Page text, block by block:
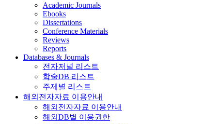
Academic Journals
Ebooks
Dissertations
Conference Materials
Reviews
Reports
Databases & Journals
전자저널 리스트
학술DB 리스트
주제별 리스트
해외전자자료 이용안내
해외전자자료 이용안내
해외DB별 이용권한